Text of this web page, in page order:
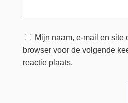
Mijn naam, e-mail en site
browser voor de volgende
reactie plaats.